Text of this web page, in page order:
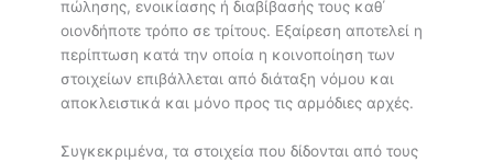
πώλησης, ενοικίασης ή διαβίβασής τους καθ΄
οιονδήποτε τρόπο σε τρίτους. Εξαίρεση αποτελεί η
περίπτωση κατά την οποία η κοινοποίηση των
στοιχείων επιβάλλεται από διάταξη νόμου και
αποκλειστικά και μόνο προς τις αρμόδιες αρχές.
Συγκεκριμένα, τα στοιχεία που δίδονται από τους